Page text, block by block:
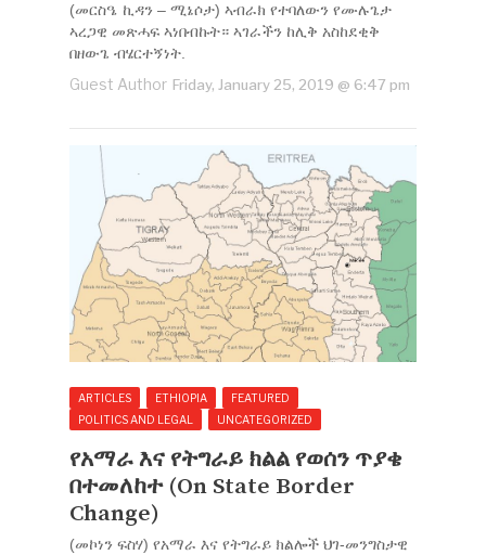
(መርስዔ ኪዳን – ሚኔሶታ) ኣብራክ የተባለውን የሙሉጌታ
ኣረጋዊ መጽሓፍ ኣነበብኩት። ኣገራችን ከሊቅ አስከደቂቅ
በዘውጌ ብሄርተኝነት.
Guest Author Friday, January 25, 2019 @ 6:47 pm
ARTICLES ETHIOPIA
FEATURED
POLITICS AND LEGAL
UNCATEGORIZED
የአማራ እና የትግራይ ክልል የወሰን ጥያቄ
በተመለከተ (On State Border
Change)
(መኮነን ፍስሃ) የአማራ እና የትግራይ ክልሎች ህገ-መንግስታዊ